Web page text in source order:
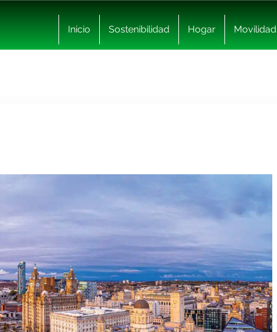
Inicio Sostenibilidad Hogar Movilidad